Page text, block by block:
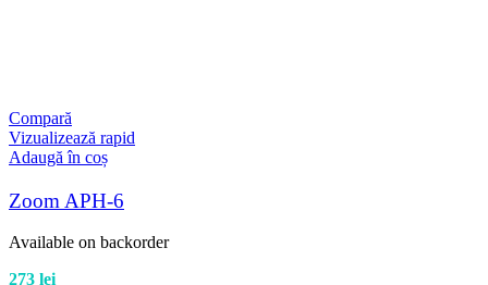
Compară
Vizualizează rapid
Adaugă în coș
Zoom APH-6
Available on backorder
273 lei